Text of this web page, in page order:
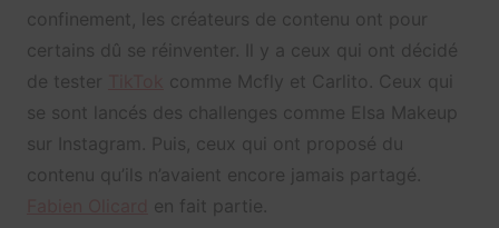
confinement, les créateurs de contenu ont pour
certains dû se réinventer. Il y a ceux qui ont décidé
de tester
comme Mcfly et Carlito. Ceux qui
se sont lancés des challenges comme Elsa Makeup
sur Instagram. Puis, ceux qui ont proposé du
contenu qu’ils n’avaient encore jamais partagé.
en fait partie.